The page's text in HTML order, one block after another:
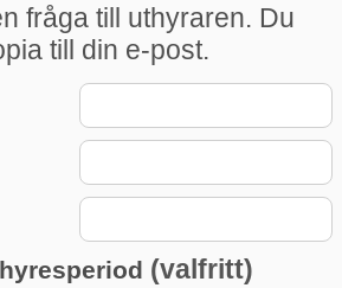
fråga till uthyraren. Du
till din e-post.
(valfritt)